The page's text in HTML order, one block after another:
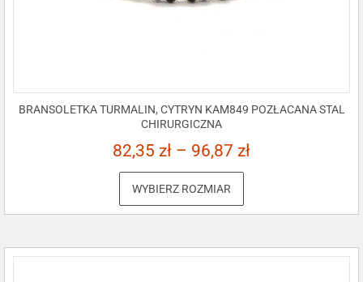
BRANSOLETKA TURMALIN, CYTRYN KAM849 POZŁACANA STAL
CHIRURGICZNA
82,35 zł – 96,87 zł
WYBIERZ ROZMIAR